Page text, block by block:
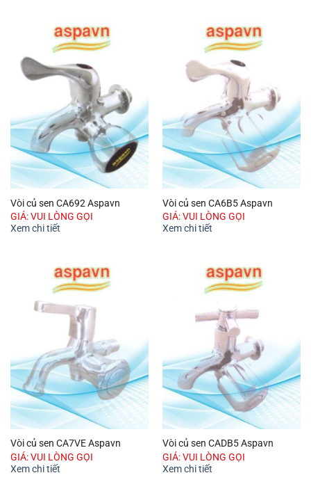
Vòi củ sen CA692 Aspavn
GIÁ: VUI LÒNG GỌI
Xem chi tiết
Vòi củ sen CA6B5 Aspavn
GIÁ: VUI LÒNG GỌI
Xem chi tiết
Vòi củ sen CA7VE Aspavn
GIÁ: VUI LÒNG GỌI
Xem chi tiết
Vòi củ sen CADB5 Aspavn
GIÁ: VUI LÒNG GỌI
Xem chi tiết